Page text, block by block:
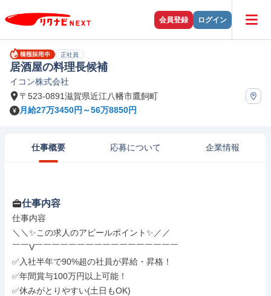
会員登録 ログイン
正社員
居酒屋の料理長候補
イコン株式会社
〒523-0891滋賀県近江八幡市鷹飼町
月給27万3450円～56万8850円
仕事概要 応募について 企業情報
仕事内容
仕事内容
＼＼✨この求人のアピールポイント✨／／
￣￣V￣￣￣￣￣￣￣￣￣￣￣￣￣￣￣￣￣
✅入社半年で90%超の社員が昇給・昇格！
✅年間賞与100万円以上可能！
✅休みがとりやすい(土日もOK)